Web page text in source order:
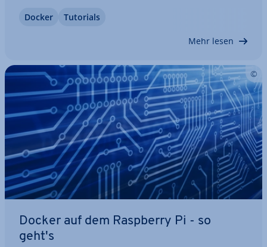
Docker mit Compose das passende Tool zur
Docker Tutorials
Mehr lesen
Docker auf dem Raspberry Pi - so
geht's